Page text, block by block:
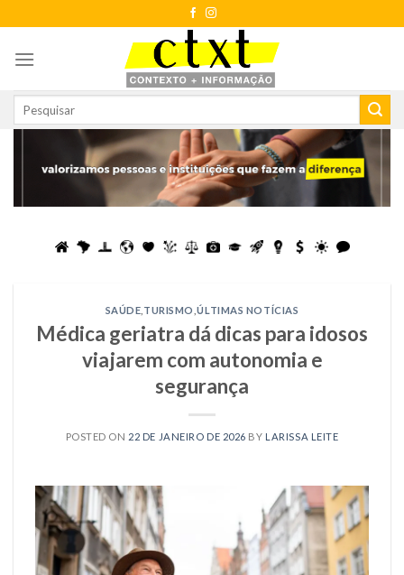
to
content
SAÚDE TURISMO ,ÚLTIMAS NOTÍCIAS
Médica geriatra dá dicas para idosos
viajarem com autonomia e
segurança
POSTED ON 22 DE JANEIRO DE 2026 BY LARISSA LEITE